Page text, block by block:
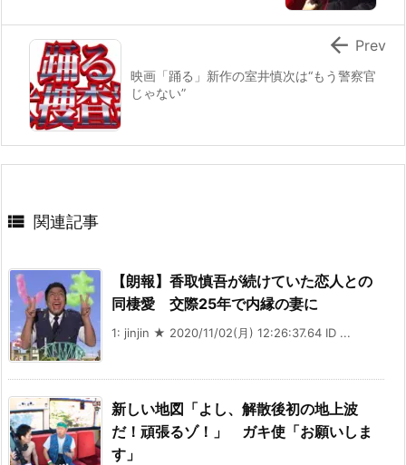
映画「踊る」新作の室井慎次は“もう警察官
じゃない”
 Prev
 関連記事
【朗報】香取慎吾が続けていた恋人との
同棲愛 交際25年で内縁の妻に
1: jinjin ★ 2020/11/02(月) 12:26:37.64 ID ...
新しい地図「よし、解散後初の地上波
だ！頑張るゾ！」 ガキ使「お願いしま
す」